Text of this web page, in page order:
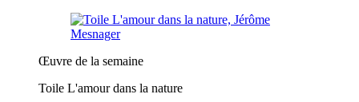
Œuvre de la semaine
Toile L'amour dans la nature